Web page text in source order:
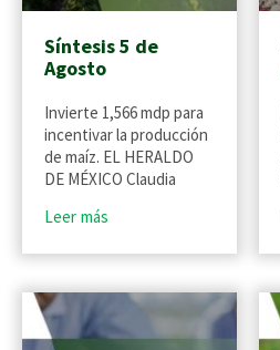
Síntesis 5 de
Agosto
Invierte 1,566 mdp para
incentivar la producción
de maíz. EL HERALDO
DE MÉXICO Claudia
Leer más